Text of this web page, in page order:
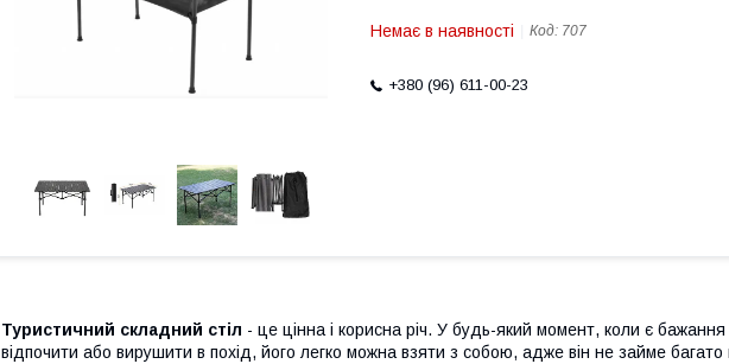
Немає в наявності Код: 707
+380 (96) 611-00-23
Туристичний складний стіл - це цінна і корисна річ. У будь-який момент, коли є
відпочити або вирушити в похід, його легко можна взяти з собою, адже він не займе багато